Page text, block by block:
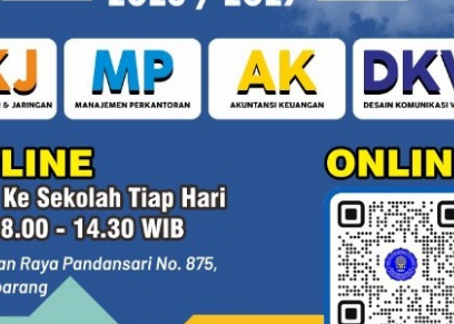
dan nilai-nilai Islam mewarnai
Wathan SMK Muhammadiyah 1 Ajibarang y
di SMK Muhammadiyah 1 Ajibarang. Sebelum
wajah-wajah yang saling menyapa deng